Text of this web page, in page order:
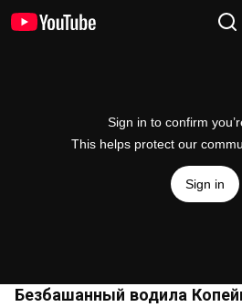
Sign in to confirm
This helps protect our
Sign in
Безбашанный водила